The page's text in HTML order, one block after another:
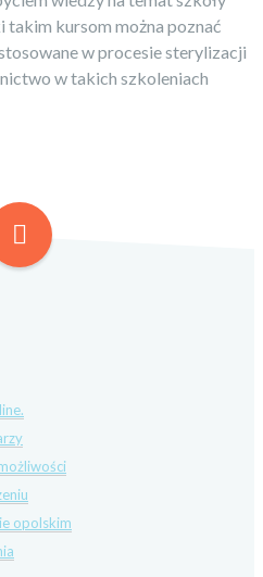
kursom można poznać
w procesie sterylizacji
w takich szkoleniach
opolskim